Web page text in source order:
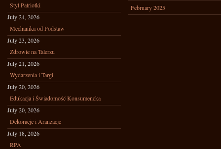
Styl Patriotki
July 24, 2026
Mechanika od Podstaw
July 23, 2026
Zdrowie na Talerzu
July 21, 2026
Wydarzenia i Targi
July 20, 2026
Edukacja i Świadomość Konsumencka
July 20, 2026
Dekoracje i Aranżacje
July 18, 2026
RPA
February 2025